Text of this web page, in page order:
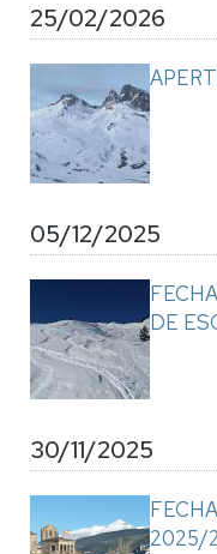
25/02/2026
05/12/2025
DE
30/11/2025
2025/